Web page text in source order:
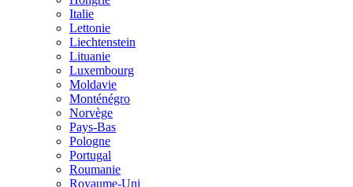
Italie
Lettonie
Liechtenstein
Lituanie
Luxembourg
Moldavie
Monténégro
Norvège
Pays-Bas
Pologne
Portugal
Roumanie
Royaume-Uni